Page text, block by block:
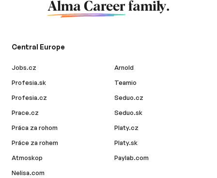
Alma Career family.
Central Europe
Jobs.cz
Profesia.sk
Profesia.cz
Prace.cz
Práca za rohom
Práce za rohem
Atmoskop
Nelisa.com
Arnold
Teamio
Seduo.cz
Seduo.sk
Platy.cz
Platy.sk
Paylab.com